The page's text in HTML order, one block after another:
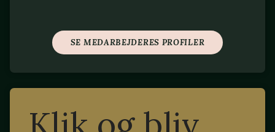
SE MEDARBEJDERES PROFILER